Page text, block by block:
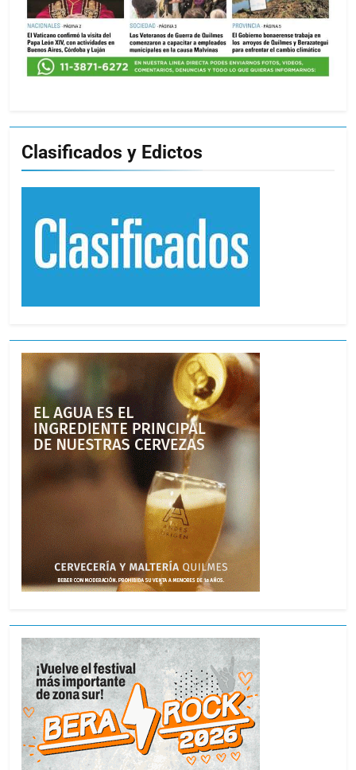
Clasificados y Edictos